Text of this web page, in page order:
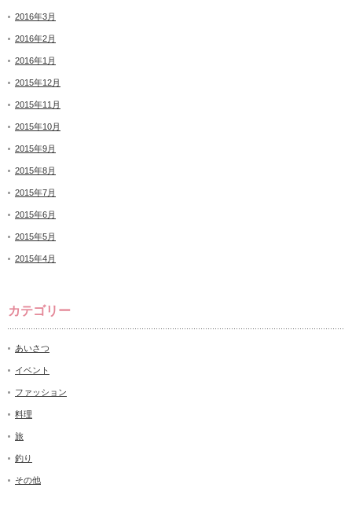
2016年3月
2016年2月
2016年1月
2015年12月
2015年11月
2015年10月
2015年9月
2015年8月
2015年7月
2015年6月
2015年5月
2015年4月
カテゴリー
あいさつ
イベント
ファッション
料理
旅
釣り
その他